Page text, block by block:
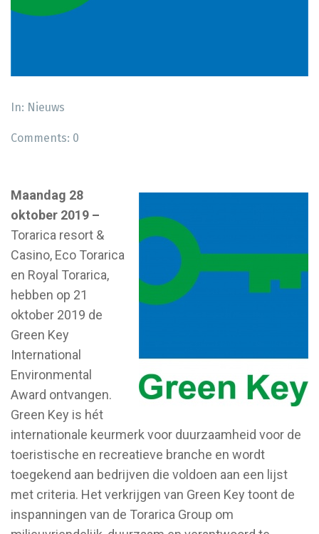
In: Nieuws
Comments: 0
Maandag 28
oktober 2019 –
Torarica resort &
Casino, Eco Torarica
en Royal Torarica,
hebben op 21
oktober 2019 de
Green Key
International
Environmental
Award ontvangen.
Green Key is hét
internationale keurmerk voor duurzaamheid voor de
toeristische en recreatieve branche en wordt
toegekend aan bedrijven die voldoen aan een lijst
met criteria. Het verkrijgen van Green Key toont de
inspanningen van de Torarica Group om